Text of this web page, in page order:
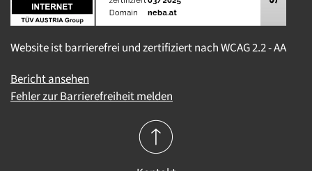
Website ist barrierefrei und zertifiziert nach WCAG 2.2 - AA
Bericht ansehen
Fehler zur Barrierefreiheit melden